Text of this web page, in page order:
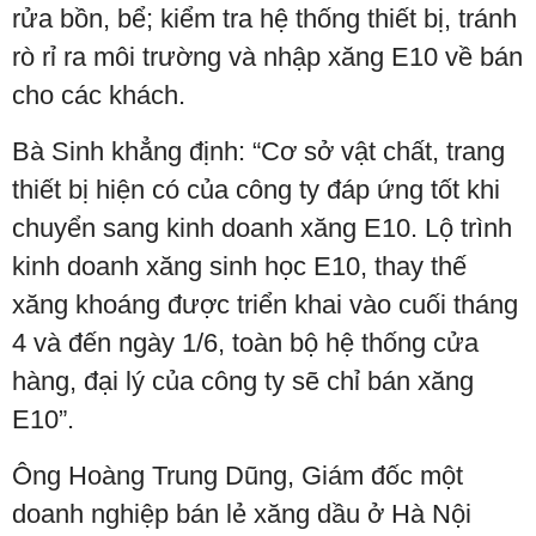
rửa bồn, bể; kiểm tra hệ thống thiết bị, tránh
rò rỉ ra môi trường và nhập xăng E10 về bán
cho các khách.
Bà Sinh khẳng định: “Cơ sở vật chất, trang
thiết bị hiện có của công ty đáp ứng tốt khi
chuyển sang kinh doanh xăng E10. Lộ trình
kinh doanh xăng sinh học E10, thay thế
xăng khoáng được triển khai vào cuối tháng
4 và đến ngày 1/6, toàn bộ hệ thống cửa
hàng, đại lý của công ty sẽ chỉ bán xăng
E10”.
Ông Hoàng Trung Dũng, Giám đốc một
doanh nghiệp bán lẻ xăng dầu ở Hà Nội